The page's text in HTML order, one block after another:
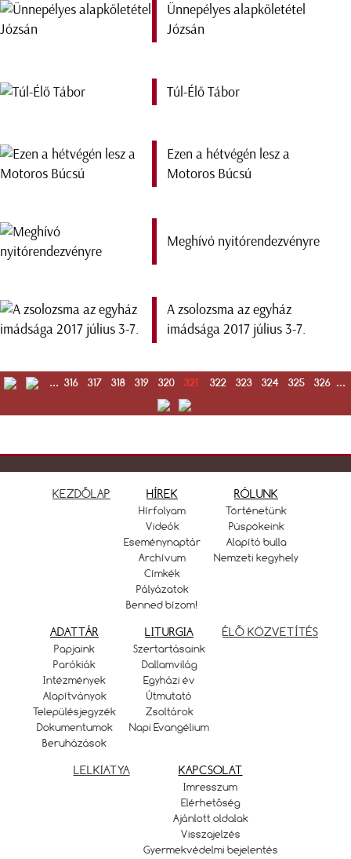
Ünnepélyes alapkőletétel
Józsán
Túl-Élő Tábor
Ezen a hétvégén lesz a
Motoros Búcsú
Meghívó nyitórendezvényre
A zsolozsma az egyház
imádsága 2017 július 3-7.
... 316 317 318 319 320 321 322 323 324 325 326 ...
KEZDŐLAP HÍREK
Hírfolyam
Videók
Eseménynaptár
Archívum
Címkék
Pályázatok
Benned bízom!
RÓLUNK
Történetünk
Püspökeink
Alapító bulla
Nemzeti kegyhely
ADATTÁR
Papjaink
Parókiák
Intézmények
Alapítványok
Településjegyzék
Dokumentumok
Beruházások
LITURGIA
Szertartásaink
Dallamvilág
Egyházi év
Útmutató
Zsoltárok
Napi Evangélium
ÉLŐ KÖZVETÍTÉS
LELKIATYA KAPCSOLAT
Imresszum
Elérhetőség
Ajánlott oldalak
Visszajelzés
Gyermekvédelmi bejelentés